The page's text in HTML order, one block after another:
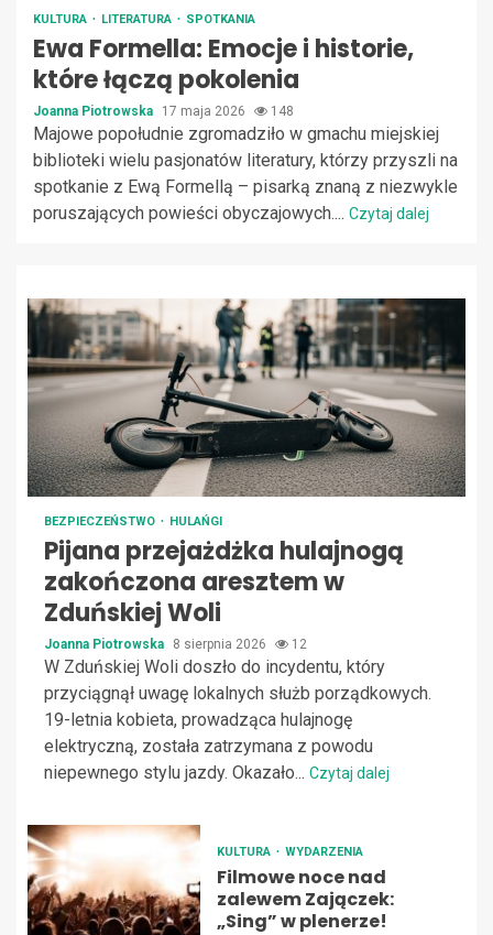
KULTURA LITERATURA SPOTKANIA
Ewa Formella: Emocje i historie,
które łączą pokolenia
Joanna Piotrowska 17 maja 2026 148
Majowe popołudnie zgromadziło w gmachu miejskiej
biblioteki wielu pasjonatów literatury, którzy przyszli na
spotkanie z Ewą Formellą – pisarką znaną z niezwykle
poruszających powieści obyczajowych.... Czytaj dalej
BEZPIECZEŃSTWO HULAŃGI
Pijana przejażdżka hulajnogą
zakończona aresztem w
Zduńskiej Woli
Joanna Piotrowska 8 sierpnia 2026 12
W Zduńskiej Woli doszło do incydentu, który
przyciągnął uwagę lokalnych służb porządkowych.
19-letnia kobieta, prowadząca hulajnogę
elektryczną, została zatrzymana z powodu
niepewnego stylu jazdy. Okazało... Czytaj dalej
KULTURA WYDARZENIA
Filmowe noce nad
zalewem Zajączek:
„Sing” w plenerze!